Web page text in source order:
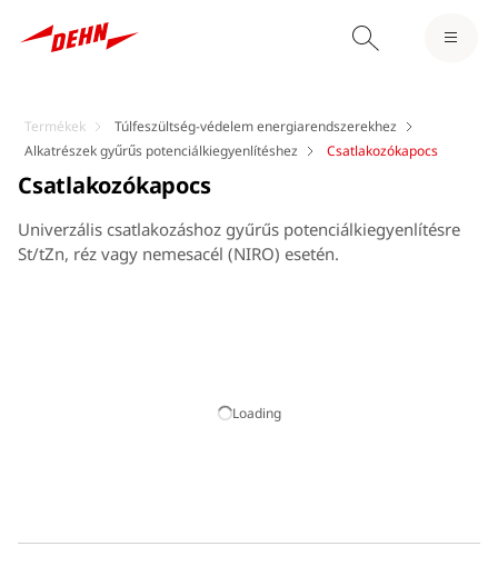
Termékek
Túlfeszültség-védelem energiarendszerekhez
Alkatrészek gyűrűs potenciálkiegyenlítéshez
Csatlakozókapocs
Loading
Csatlakozókapocs
Univerzális csatlakozáshoz gyűrűs potenciálkiegyenlítésre
St/tZn, réz vagy nemesacél (NIRO) esetén.